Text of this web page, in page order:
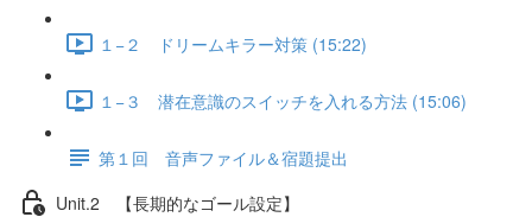
１−２ ドリームキラー対策 (15:22)
１−３ 潜在意識のスイッチを入れる方法 (15:06)
第１回 音声ファイル＆宿題提出
Unit.2 【長期的なゴール設定】